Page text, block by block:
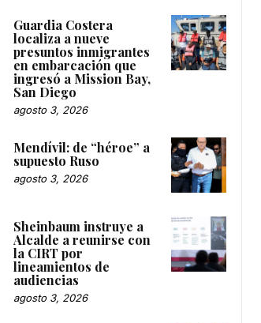
Guardia Costera
localiza a nueve
presuntos inmigrantes
en embarcación que
ingresó a Mission Bay,
San Diego
agosto 3, 2026
Mendívil: de “héroe” a
supuesto Ruso
agosto 3, 2026
Sheinbaum instruye a
Alcalde a reunirse con
la CIRT por
lineamientos de
audiencias
agosto 3, 2026